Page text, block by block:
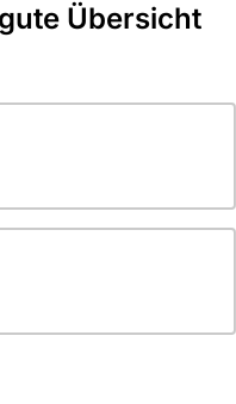
Übersicht